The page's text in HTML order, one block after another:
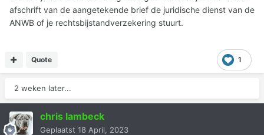
afschrift van de aangetekende brief de juridische dienst van de
ANWB of je rechtsbijstandverzekering stuurt.
1
Quote
2 weken later...
chris lambeck
Geplaatst 18 April, 2023